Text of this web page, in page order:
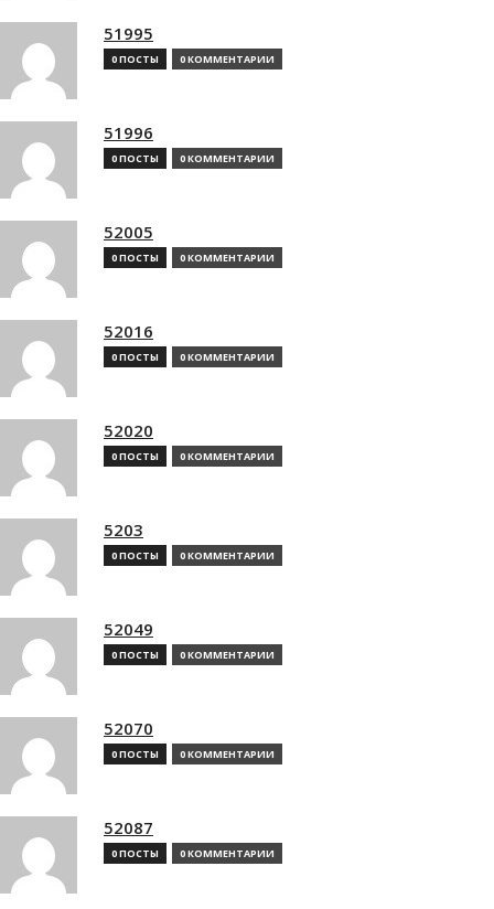
51995
0 ПОСТЫ 0 КОММЕНТАРИИ
51996
0 ПОСТЫ 0 КОММЕНТАРИИ
52005
0 ПОСТЫ 0 КОММЕНТАРИИ
52016
0 ПОСТЫ 0 КОММЕНТАРИИ
52020
0 ПОСТЫ 0 КОММЕНТАРИИ
5203
0 ПОСТЫ 0 КОММЕНТАРИИ
52049
0 ПОСТЫ 0 КОММЕНТАРИИ
52070
0 ПОСТЫ 0 КОММЕНТАРИИ
52087
0 ПОСТЫ 0 КОММЕНТАРИИ